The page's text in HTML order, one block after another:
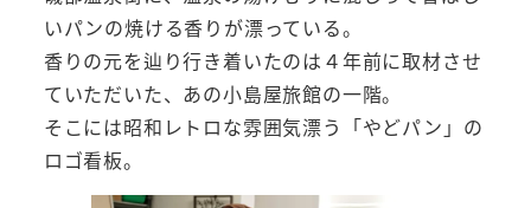
いパンの焼ける香りが漂っている。
香りの元を辿り行き着いたのは４年前に取材させ
ていただいた、あの小島屋旅館の一階。
そこには昭和レトロな雰囲気漂う「やどパン」の
ロゴ看板。